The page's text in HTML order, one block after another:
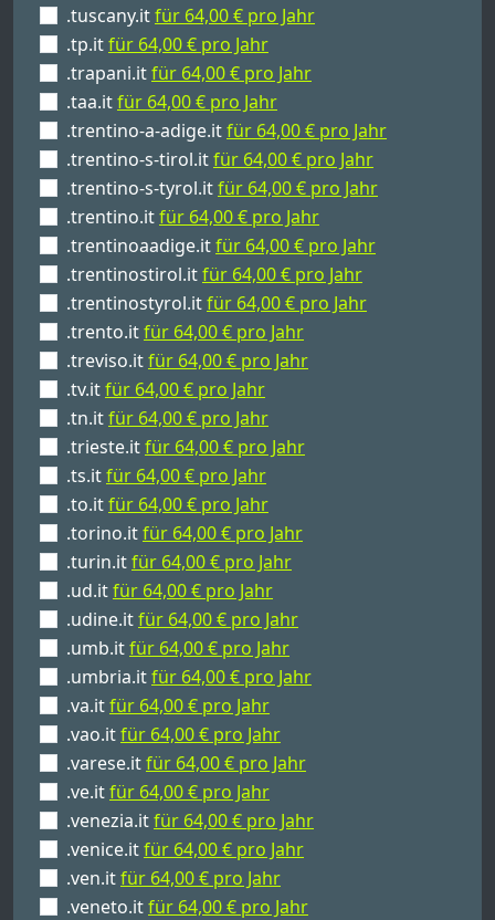
.tuscany.itfür 64,00 € pro Jahr
.tp.itfür 64,00 € pro Jahr
.trapani.itfür 64,00 € pro Jahr
.taa.itfür 64,00 € pro Jahr
.trentino-a-adige.itfür 64,00 € pro Jahr
.trentino-s-tirol.itfür 64,00 € pro Jahr
.trentino-s-tyrol.itfür 64,00 € pro Jahr
.trentino.itfür 64,00 € pro Jahr
.trentinoaadige.itfür 64,00 € pro Jahr
.trentinostirol.itfür 64,00 € pro Jahr
.trentinostyrol.itfür 64,00 € pro Jahr
.trento.itfür 64,00 € pro Jahr
.treviso.itfür 64,00 € pro Jahr
.tv.itfür 64,00 € pro Jahr
.tn.itfür 64,00 € pro Jahr
.trieste.itfür 64,00 € pro Jahr
.ts.itfür 64,00 € pro Jahr
.to.itfür 64,00 € pro Jahr
.torino.itfür 64,00 € pro Jahr
.turin.itfür 64,00 € pro Jahr
.ud.itfür 64,00 € pro Jahr
.udine.itfür 64,00 € pro Jahr
.umb.itfür 64,00 € pro Jahr
.umbria.itfür 64,00 € pro Jahr
.va.itfür 64,00 € pro Jahr
.vao.itfür 64,00 € pro Jahr
.varese.itfür 64,00 € pro Jahr
.ve.itfür 64,00 € pro Jahr
.venezia.itfür 64,00 € pro Jahr
.venice.itfür 64,00 € pro Jahr
.ven.itfür 64,00 € pro Jahr
.veneto.itfür 64,00 € pro Jahr